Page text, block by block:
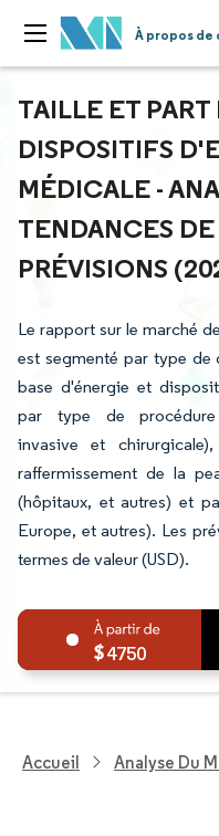
À propos de
TAILLE ET
DISPOSITIFS
MÉDICALE -
TENDANCES
PRÉVISIONS
Le rapport sur le marché
est segmenté par type
base d'énergie et
par type de procédure
invasive et
raffermissement de la
(hôpitaux, et autres) et
Europe, et autres). Les
termes de valeur (USD).
4750
Accueil Analyse Du